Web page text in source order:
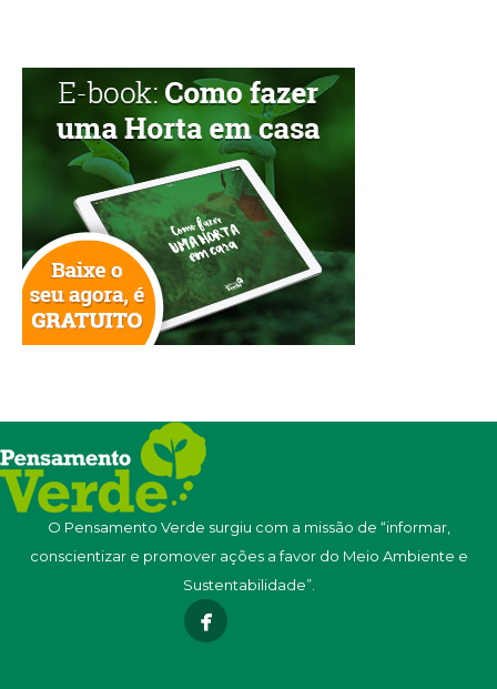
O Pensamento Verde surgiu com a missão de “informar,
conscientizar e promover ações a favor do Meio Ambiente e
Sustentabilidade”.